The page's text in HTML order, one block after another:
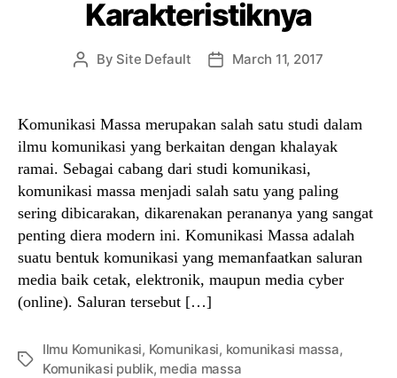
Karakteristiknya
Post
By Site Default
PostMarch 11, 2017
Komunikasi Massa merupakan salah satu studi dalam
ilmu komunikasi yang berkaitan dengan khalayak
ramai. Sebagai cabang dari studi komunikasi,
komunikasi massa menjadi salah satu yang paling
sering dibicarakan, dikarenakan perananya yang sangat
penting diera modern ini. Komunikasi Massa adalah
suatu bentuk komunikasi yang memanfaatkan saluran
media baik cetak, elektronik, maupun media cyber
(online). Saluran tersebut […]
Tags
Ilmu Komunikasi, Komunikasi, komunikasi massa,
Komunikasi publik, media massa